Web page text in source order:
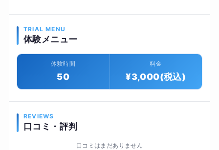
TRIAL MENU
体験メニュー
体験時間
50
料金
¥3,000(税込)
REVIEWS
口コミ・評判
口コミはまだありません